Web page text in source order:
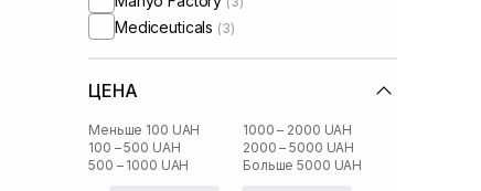
Mediceuticals (3)
ЦЕНА
Меньше 100 UAH
100 – 500 UAH
500 – 1000 UAH
1000 – 2000 UAH
2000 – 5000 UAH
Больше 5000 UAH